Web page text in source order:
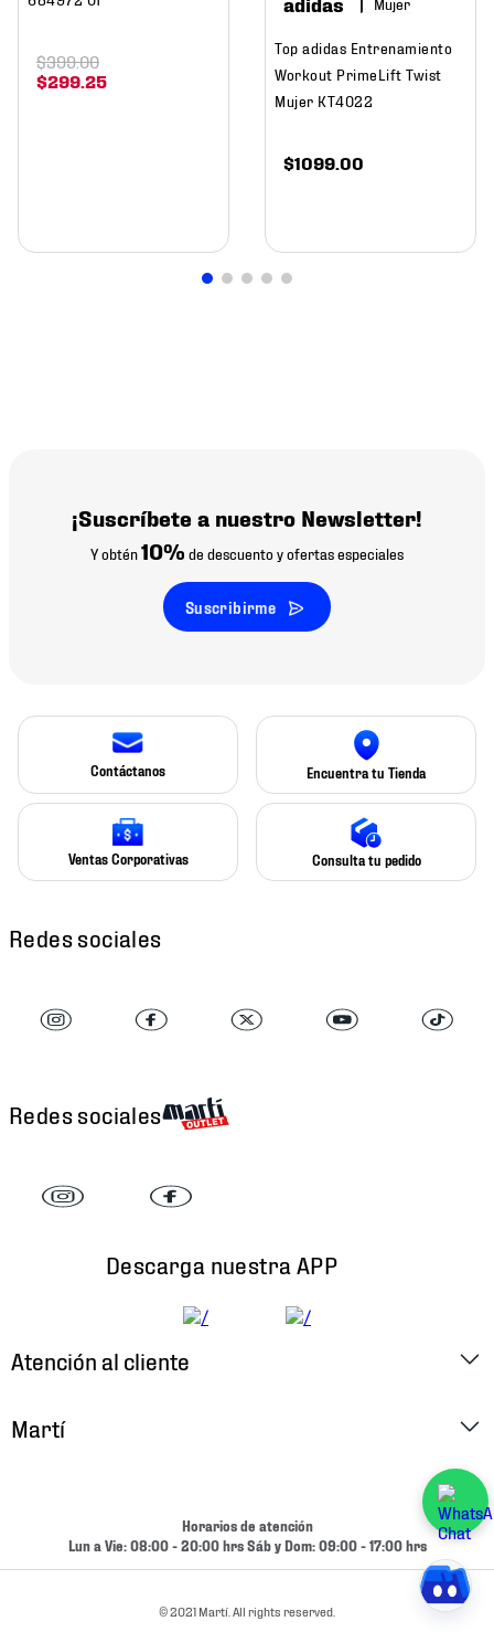
$299 25
$399.00
Top adidas Entrenamiento
Workout PrimeLift Twist
Mujer KT4022
$1099 00
¡Suscríbete a nuestro Newsletter!
Y obtén10% de descuento y ofertas especiales
Suscribirme
Contáctanos Encuentra tu Tienda
Ventas Corporativas Consulta tu pedido
Redes sociales
Redes sociales
Descarga nuestra APP
Atención al cliente
Cambios y Devoluciones
Martí
Términos y Condiciones
Horarios de atención
Lun a Vie: 08:00 - 20:00 hrs Sáb y Dom: 09:00 - 17:00 hrs
© 2021 Martí. All rights reserved.